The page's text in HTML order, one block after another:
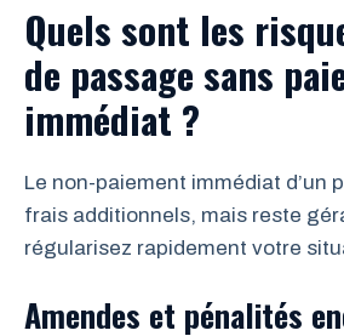
Quels sont les
de passage sans
immédiat ?
Le non-paiement immédiat d’un
frais additionnels, mais reste
régularisez rapidement votre
Amendes et pénalités